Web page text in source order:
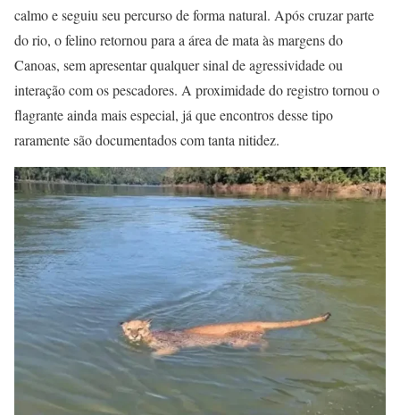
calmo e seguiu seu percurso de forma natural. Após cruzar parte
do rio, o felino retornou para a área de mata às margens do
Canoas, sem apresentar qualquer sinal de agressividade ou
interação com os pescadores. A proximidade do registro tornou o
flagrante ainda mais especial, já que encontros desse tipo
raramente são documentados com tanta nitidez.